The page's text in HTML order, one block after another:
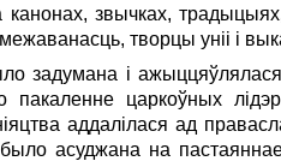
звычках,
творцы уніі і
задумана і
царкоўных
аддалілася ад
асуджана на